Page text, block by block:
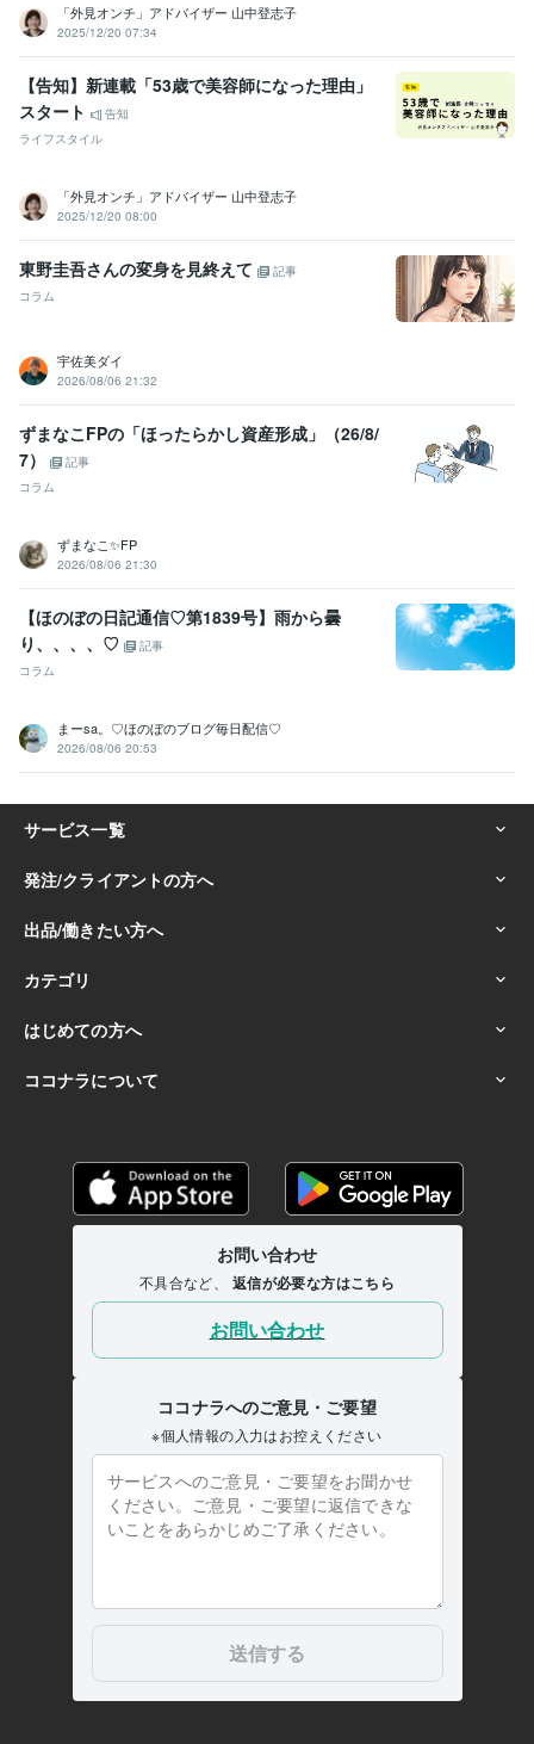
得意分野
悩み相談・カウンセリング
悩み事 専門性不可
悩み相談・カウンセリング 「性同一性障害」に関する体験談
性同一性障害
「外見オンチ」アドバイザー 山中登志子
2025/12/20 07:34
【告知】新連載「53歳で美容師になった理由」
スタート
告知
ライフスタイル
「外見オンチ」アドバイザー 山中登志子
2025/12/20 08:00
東野圭吾さんの変身を見終えて
記事
コラム
宇佐美ダイ
2026/08/06 21:32
ずまなこFPの「ほったらかし資産形成」（26/8/
7）
記事
コラム
ずまなこ✨FP
2026/08/06 21:30
【ほのぼの日記通信♡第1839号】雨から曇
り、、、、♡
記事
コラム
まーsa。♡ほのぼのブログ毎日配信♡
2026/08/06 20:53